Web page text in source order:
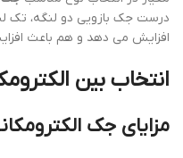
درست جک بازویی دو لنگه، تک
افزایش می دهد و هم باعث
انتخاب بین
مزایای جک